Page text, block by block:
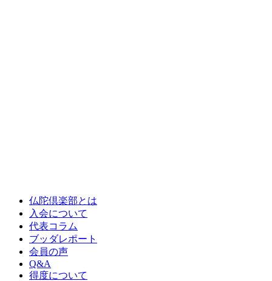
仏陀倶楽部とは
入会について
代表コラム
ブッダレポート
会員の声
Q&A
得度について